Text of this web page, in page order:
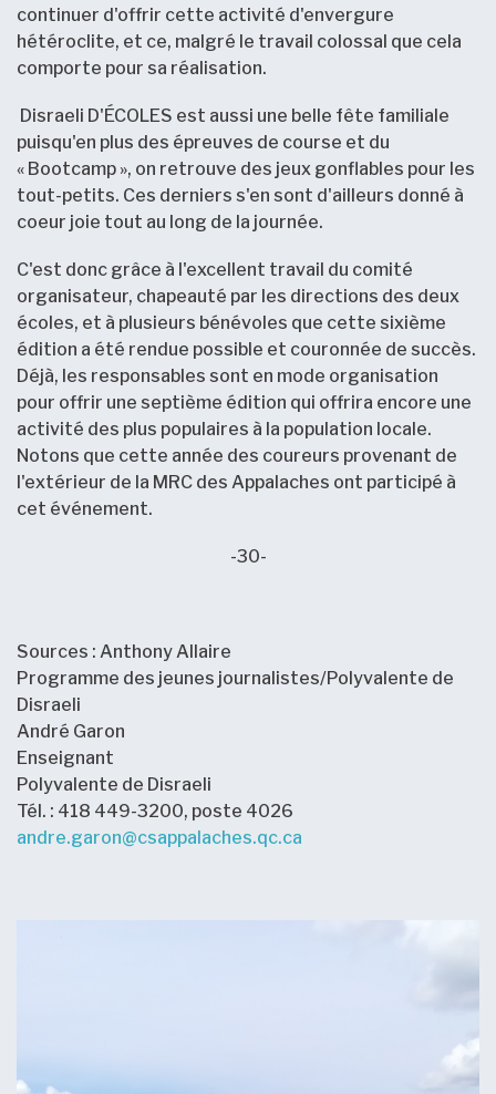
continuer d'offrir cette activité d'envergure
hétéroclite, et ce, malgré le travail colossal que cela
comporte pour sa réalisation.
Disraeli D'ÉCOLES est aussi une belle fête familiale
puisqu'en plus des épreuves de course et du
« Bootcamp », on retrouve des jeux gonflables pour les
tout-petits. Ces derniers s'en sont d'ailleurs donné à
coeur joie tout au long de la journée.
C'est donc grâce à l'excellent travail du comité
organisateur, chapeauté par les directions des deux
écoles, et à plusieurs bénévoles que cette sixième
édition a été rendue possible et couronnée de succès.
Déjà, les responsables sont en mode organisation
pour offrir une septième édition qui offrira encore une
activité des plus populaires à la population locale.
Notons que cette année des coureurs provenant de
l'extérieur de la MRC des Appalaches ont participé à
cet événement.
-30-
Sources : Anthony Allaire
Programme des jeunes journalistes/Polyvalente de
Disraeli
André Garon
Enseignant
Polyvalente de Disraeli
Tél. : 418 449-3200, poste 4026
andre.garon@csappalaches.qc.ca